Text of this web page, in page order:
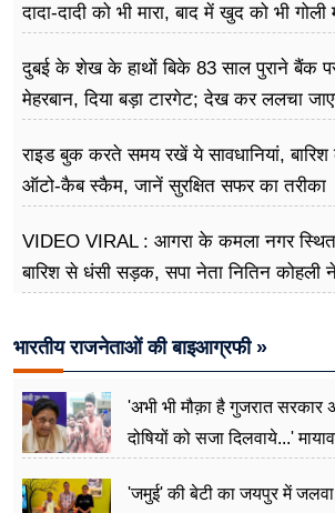
दादा-दादी को भी मारा, बाद में खुद को भी गोली
दुबई के शेख के हाथों बिके 83 साल पुराने बैंक
मेहरबान, दिया बड़ा टारगेट; देख कर ललचा
राइड बुक करते समय रखें ये सावधानियां,
ऑटो-कैब स्कैम, जानें सुरक्षित सफर का तरीका
VIDEO VIRAL : आगरा के कमला नगर स्थित
बारिश से धंसी सड़क, सपा नेता नितिन
भारतीय राजनेताओं की बाइआग्रफी »
'अभी भी मौक़ा है गुजरात सरकार
दोषियों को सजा दिलवाये...'
'जमुई' की बेटी का जयपुर में